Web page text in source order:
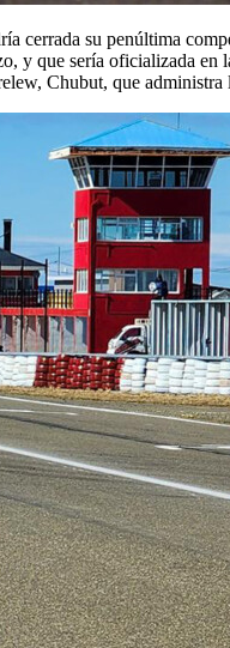
su penúltima
y que sería oficializada
Chubut, que